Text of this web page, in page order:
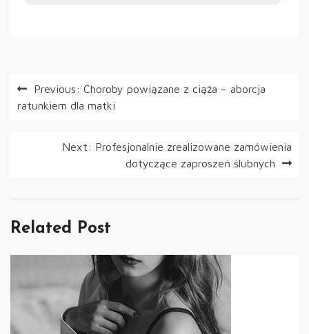
Nawigacja
wpisu
Previous: Choroby powiązane z ciąża – aborcja
ratunkiem dla matki
Next: Profesjonalnie zrealizowane zamówienia
dotyczące zaproszeń ślubnych
Related Post